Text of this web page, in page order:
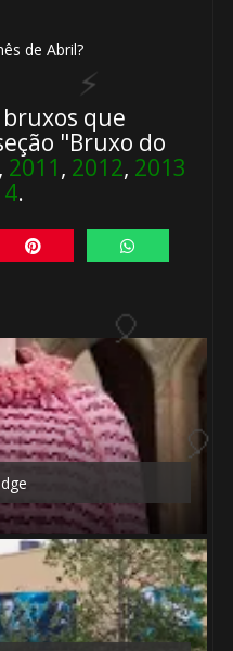
de Abril?
que
"Bruxo do
, 2011, 2012, 2013
.